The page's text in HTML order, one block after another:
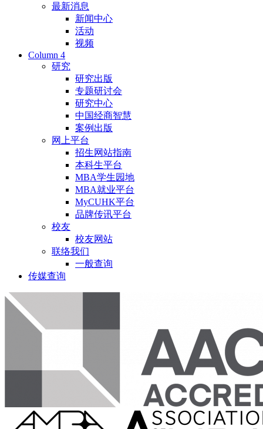
最新消息
新闻中心
活动
视频
Column 4
研究
研究出版
专题研讨会
研究中心
中国经商智慧
案例出版
网上平台
招生网站指南
本科生平台
MBA学生园地
MBA就业平台
MyCUHK平台
品牌传讯平台
校友
校友网站
联络我们
一般查询
传媒查询